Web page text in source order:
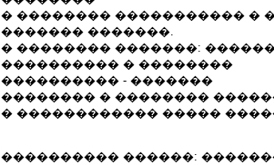
� �������� ����������� �
������� �������.
� �������� �������:
���������� � ��������
���������� - �������
�������� � ��������
� ������������ �����
���������� ������: